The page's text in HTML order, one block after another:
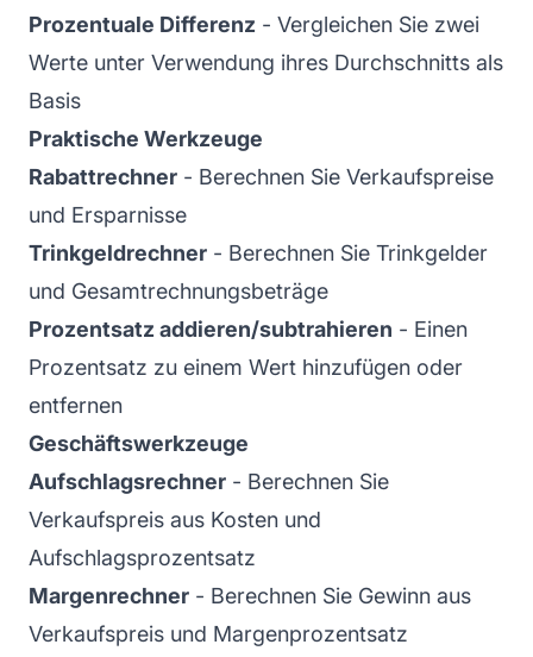
Prozentuale Differenz - Vergleichen Sie zwei
Werte unter Verwendung ihres Durchschnitts als
Basis
Praktische Werkzeuge
Rabattrechner - Berechnen Sie Verkaufspreise
und Ersparnisse
Trinkgeldrechner - Berechnen Sie Trinkgelder
und Gesamtrechnungsbeträge
Prozentsatz addieren/subtrahieren - Einen
Prozentsatz zu einem Wert hinzufügen oder
entfernen
Geschäftswerkzeuge
Aufschlagsrechner - Berechnen Sie
Verkaufspreis aus Kosten und
Aufschlagsprozentsatz
Margenrechner - Berechnen Sie Gewinn aus
Verkaufspreis und Margenprozentsatz